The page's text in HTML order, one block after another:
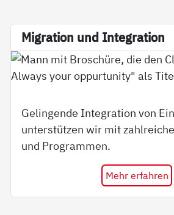
Mi­g­ra­ti­on und In­te­g­ra­ti­on
Gelingende Integration von
unterstützen wir mit
und Programmen.
Mehr erfahren